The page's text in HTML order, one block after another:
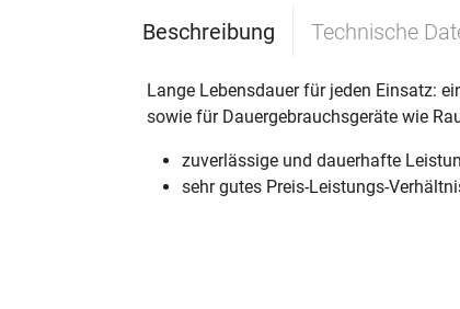
Beschreibung Technische
Lange Lebensdauer für jeden Einsatz:
sowie für Dauergebrauchsgeräte wie
zuverlässige und dauerhafte
sehr gutes Preis-Leistungs-